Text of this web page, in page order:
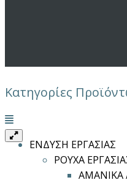
Κατηγορίες
Μενού
ΕΝΔΥΣΗ ΕΡΓΑΣΙΑΣ
ΡΟΥΧΑ